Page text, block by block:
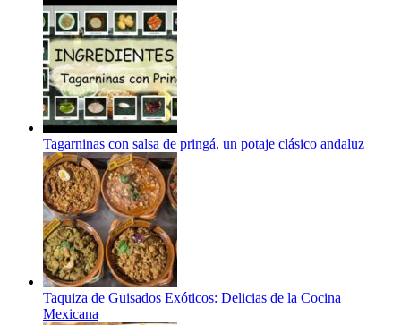
Tagarninas con salsa de pringá, un potaje clásico andaluz
Taquiza de Guisados Exóticos: Delicias de la Cocina
Mexicana